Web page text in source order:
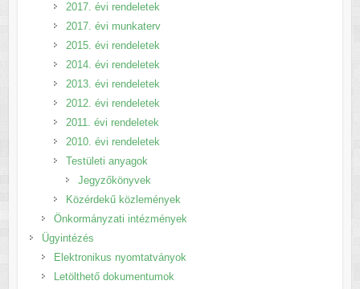
2017. évi rendeletek
2017. évi munkaterv
2015. évi rendeletek
2014. évi rendeletek
2013. évi rendeletek
2012. évi rendeletek
2011. évi rendeletek
2010. évi rendeletek
Testületi anyagok
Jegyzőkönyvek
Közérdekű közlemények
Önkormányzati intézmények
Ügyintézés
Elektronikus nyomtatványok
Letölthető dokumentumok